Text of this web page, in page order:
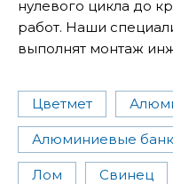
нулевого цикла до
работ. Наши
выполнят монтаж
Цветмет
Алюминиевые
Лом Свинец